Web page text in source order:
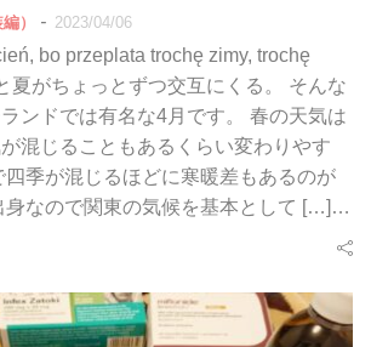
）
- 2023/04/06
bo przeplata trochę zimy, trochę
夏がちょっとずつ交互にくる。 そんな
ンドでは有名な4月です。 春の天気は
混じることもあるくらい変わりやす
四季が混じるほどに寒暖差もあるのが
身なので関東の気候を基本として […]…